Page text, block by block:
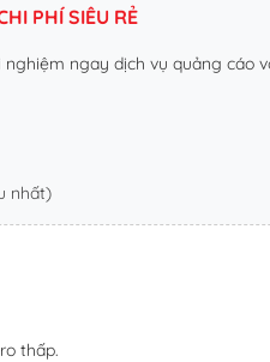
PHÍ SIÊU RẺ
nghiệm ngay dịch vụ quảng cáo
nhất)
thấp.